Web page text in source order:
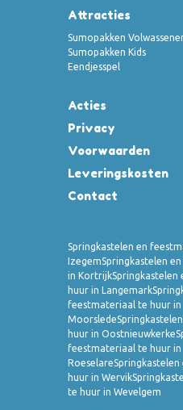
Attracties
Sumopakken
Sumopakken Kids
Eendjesspel
Acties
Privacy
Voorwaarden
Leveringskosten
Contact
Springkastelen en
IzegemSpringkastelen
in Kortrijk
huur in Langemark
feestmateriaal te huur in
Moorslede
huur in Oostnieuwkerke
feestmateriaal te huur in
Roeselare
huur in Wervik
te huur in Wevelgem